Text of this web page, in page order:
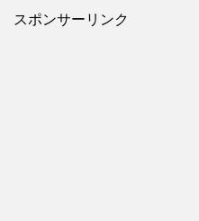
スポンサーリンク